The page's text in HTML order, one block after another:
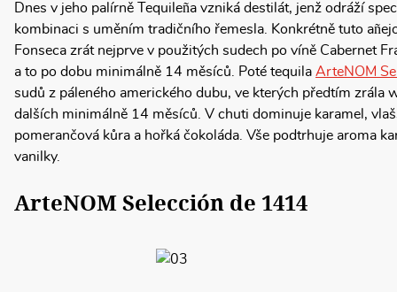
Dnes v jeho palírně Tequileña vzniká destilát, jenž odráží
kombinaci s uměním tradičního řemesla. Konkrétně tuto
Fonseca zrát nejprve v použitých sudech po víně Cabernet
a to po dobu minimálně 14 měsíců. Poté tequila ArteNOM
sudů z páleného amerického dubu, ve kterých předtím zrála
dalších minimálně 14 měsíců. V chuti dominuje karamel,
pomerančová kůra a hořká čokoláda. Vše podtrhuje aroma
vanilky.
ArteNOM Selección de 1414